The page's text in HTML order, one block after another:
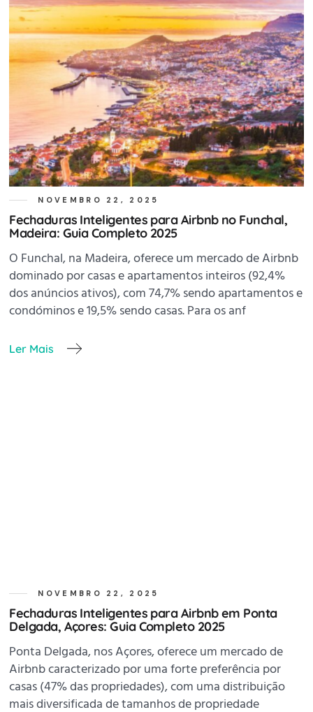
NOVEMBRO 22, 2025
Fechaduras Inteligentes para Airbnb no Funchal,
Madeira: Guia Completo 2025
O Funchal, na Madeira, oferece um mercado de Airbnb
dominado por casas e apartamentos inteiros (92,4%
dos anúncios ativos), com 74,7% sendo apartamentos e
condóminos e 19,5% sendo casas. Para os anf
Ler Mais
NOVEMBRO 22, 2025
Fechaduras Inteligentes para Airbnb em Ponta
Delgada, Açores: Guia Completo 2025
Ponta Delgada, nos Açores, oferece um mercado de
Airbnb caracterizado por uma forte preferência por
casas (47% das propriedades), com uma distribuição
mais diversificada de tamanhos de propriedade